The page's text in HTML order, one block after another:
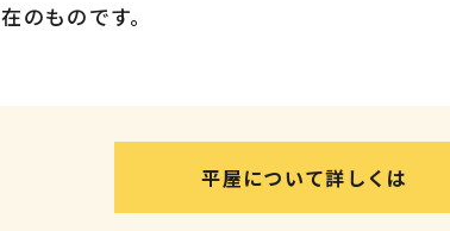
ものです。
平屋について詳しくは